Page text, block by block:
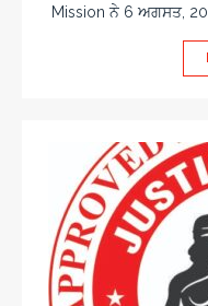
Mission ਨੇ 6 ਅਗਸਤ,